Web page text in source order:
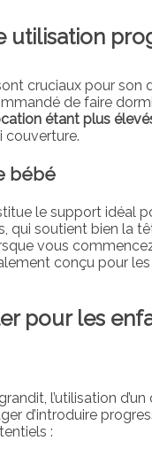
utilisation
cruciaux pour son
de faire
étant plus
couverture.
bébé
le support idéal
qui soutient bien la
vous
conçu pour
pour les
l’utilisation
d’introduire
: